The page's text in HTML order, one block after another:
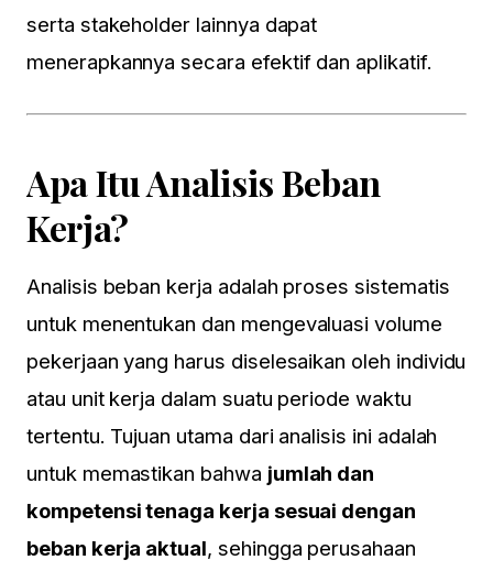
serta stakeholder lainnya dapat
menerapkannya secara efektif dan aplikatif.
Apa Itu Analisis Beban
Kerja?
Analisis beban kerja adalah proses sistematis
untuk menentukan dan mengevaluasi volume
pekerjaan yang harus diselesaikan oleh individu
atau unit kerja dalam suatu periode waktu
tertentu. Tujuan utama dari analisis ini adalah
untuk memastikan bahwa jumlah dan
kompetensi tenaga kerja sesuai dengan
beban kerja aktual, sehingga perusahaan